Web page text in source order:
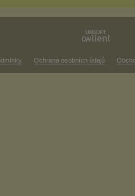
Ochrana osobních údajů